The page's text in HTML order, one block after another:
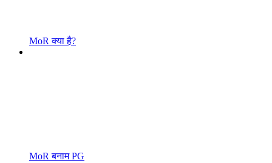
MoR क्या है?
MoR बनाम PG